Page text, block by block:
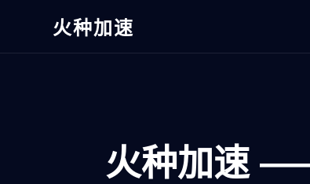
火种加速
火种加速